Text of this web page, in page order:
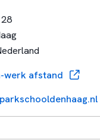
werk afstand